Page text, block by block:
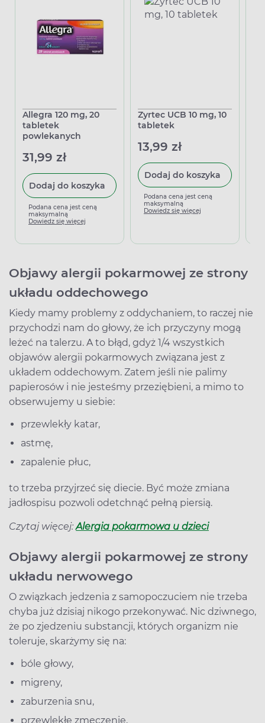
Allegra 120 mg, 20
tabletek
powlekanych
31,99 zł
Dodaj do koszyka
Podana cena jest ceną
maksymalną
Dowiedz się więcej
Zyrtec UCB 10 mg, 10
tabletek
13,99 zł
Dodaj do koszyka
Podana cena jest ceną
maksymalną
Dowiedz się więcej
Objawy alergii pokarmowej ze strony
układu oddechowego
Kiedy mamy problemy z oddychaniem, to raczej nie
przychodzi nam do głowy, że ich przyczyny mogą
leżeć na talerzu. A to błąd, gdyż 1/4 wszystkich
objawów alergii pokarmowych związana jest z
układem oddechowym. Zatem jeśli nie palimy
papierosów i nie jesteśmy przeziębieni, a mimo to
obserwujemy u siebie:
przewlekły katar,
astmę,
zapalenie płuc,
to trzeba przyjrzeć się diecie. Być może zmiana
jadłospisu pozwoli odetchnąć pełną piersią.
Czytaj więcej:Alergia pokarmowa u dzieci
Objawy alergii pokarmowej ze strony
układu nerwowego
O związkach jedzenia z samopoczuciem nie trzeba
chyba już dzisiaj nikogo przekonywać. Nic dziwnego,
że po zjedzeniu substancji, których organizm nie
toleruje, skarżymy się na:
bóle głowy,
migreny,
zaburzenia snu,
przewlekłe zmęczenie,